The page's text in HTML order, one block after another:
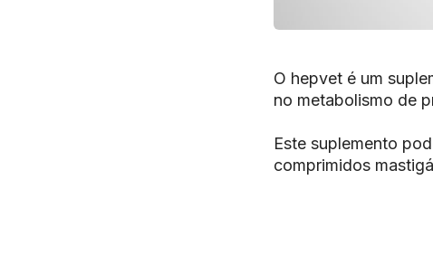
O hepvet é um
no metabolismo de
Este suplemento
comprimidos